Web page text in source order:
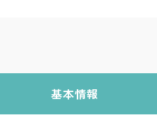
基本情報